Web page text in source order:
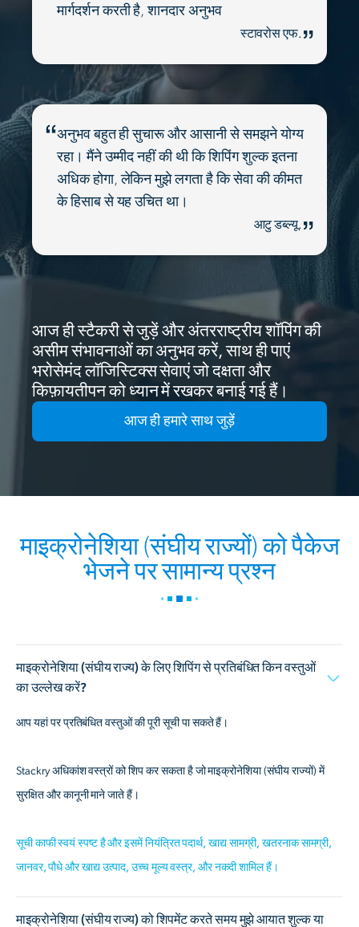
मार्गदर्शन करती है, शानदार अनुभव
स्टावरोस एफ.
अनुभव बहुत ही सुचारू और आसानी से समझने योग्य
रहा। मैंने उम्मीद नहीं की थी कि शिपिंग शुल्क इतना
अधिक होगा, लेकिन मुझे लगता है कि सेवा की कीमत
के हिसाब से यह उचित था।
आटु डब्ल्यू.
आज ही स्टैकरी से जुड़ें और अंतरराष्ट्रीय शॉपिंग की
असीम संभावनाओं का अनुभव करें, साथ ही पाएं
भरोसेमंद लॉजिस्टिक्स सेवाएं जो दक्षता और
किफ़ायतीपन को ध्यान में रखकर बनाई गई हैं।
आज ही हमारे साथ जुड़ें
माइक्रोनेशिया (संघीय राज्यों) को पैकेज
भेजने पर सामान्य प्रश्न
माइक्रोनेशिया (संघीय राज्य) के लिए शिपिंग से प्रतिबंधित किन वस्तुओं
का उल्लेख करें?
आप यहां पर प्रतिबंधित वस्तुओं की पूरी सूची पा सकते हैं।
Stackry अधिकांश वस्त्रों को शिप कर सकता है जो माइक्रोनेशिया (संघीय राज्यों) में
सुरक्षित और कानूनी माने जाते हैं।
सूची काफी स्वयं स्पष्ट है और इसमें नियंत्रित पदार्थ, खाद्य सामग्री, खतरनाक सामग्री,
जानवर, पौधे और खाद्य उत्पाद, उच्च मूल्य वस्त्र, और नकदी शामिल हैं।
माइक्रोनेशिया (संघीय राज्य) को शिपमेंट करते समय मुझे आयात शुल्क या